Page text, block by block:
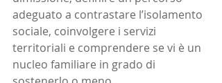
adeguato a contrastare l’isolamento
sociale, coinvolgere i servizi
territoriali e comprendere se vi è un
nucleo familiare in grado di